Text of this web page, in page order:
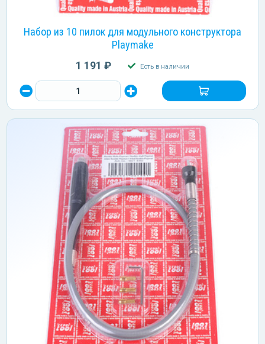
Набор из 10 пилок для модульного конструктора
Playmake
1 191 ₽ Есть в наличии